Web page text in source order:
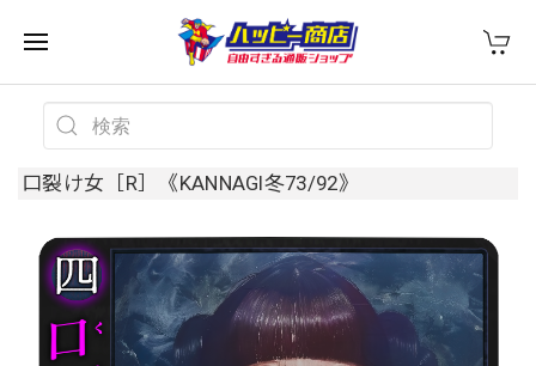
口裂け女［R］《KANNAGI冬73/92》